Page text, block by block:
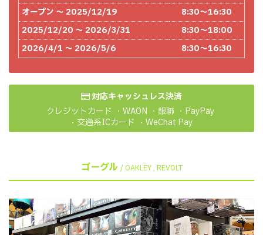
オープン ～ 2025/12/19
8:30～16:30
2025/12/20 ～ 2026/3/31
8:30～18:00
2026/4/1 ～ 2026/5/6
8:30～16:30
対応キャッシュレス決済
クレジットカード
WAON 銀聯
PayPay
交通系ICカード
WeChat Pay
ゴーグル / OAKLEY , REVOLT